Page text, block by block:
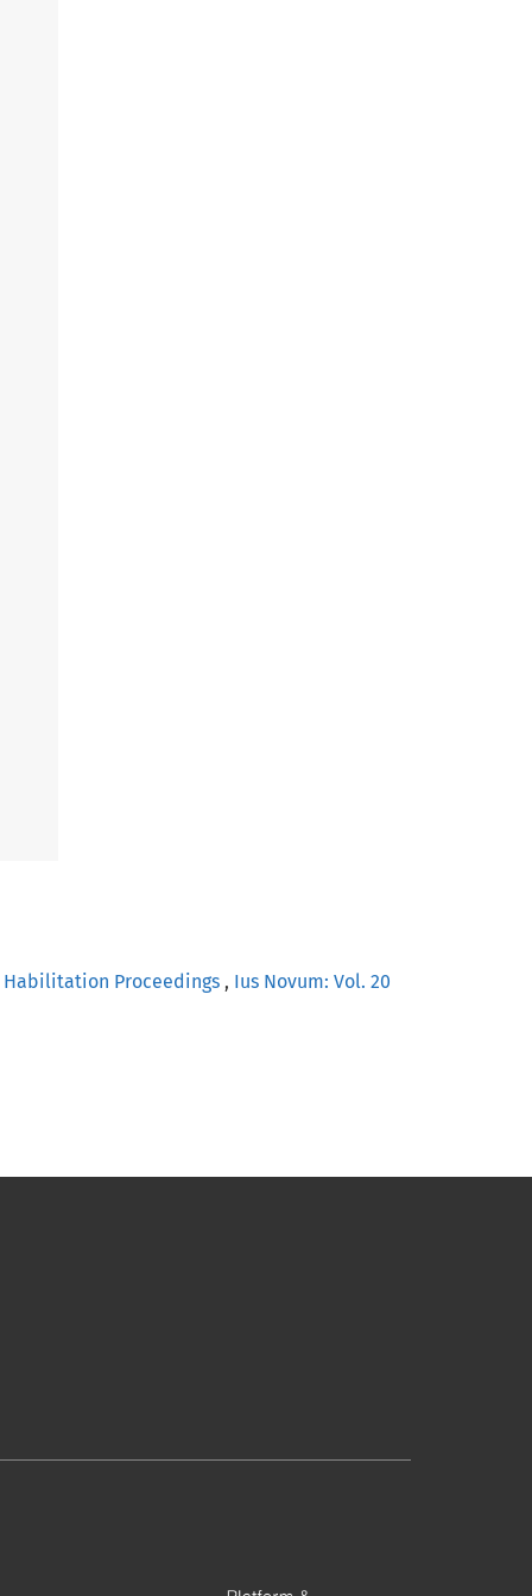
Proceedings , Ius Novum: Vol. 20